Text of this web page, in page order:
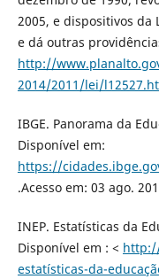
2005, e dispositivos da
e dá outras
http://
2014/2011/lei/
IBGE. Panorama da
Disponível em:
https://
.Acesso em: 03 ago.
INEP. Estatísticas da
Disponível em : <
estatísticas-da-